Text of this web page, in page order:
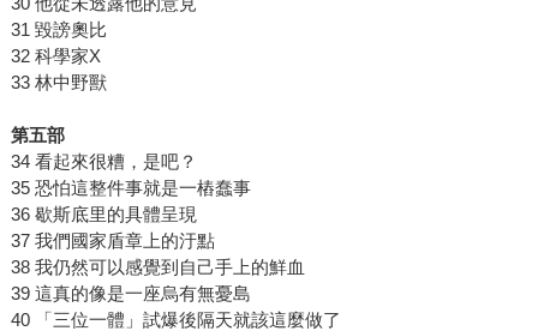
31 毀謗奧比
32 科學家X
33 林中野獸
第五部
34 看起來很糟，是吧？
35 恐怕這整件事就是一樁蠢事
36 歇斯底里的具體呈現
37 我們國家盾章上的汙點
38 我仍然可以感覺到自己手上的鮮血
39 這真的像是一座烏有無憂島
40 「三位一體」試爆後隔天就該這麼做了